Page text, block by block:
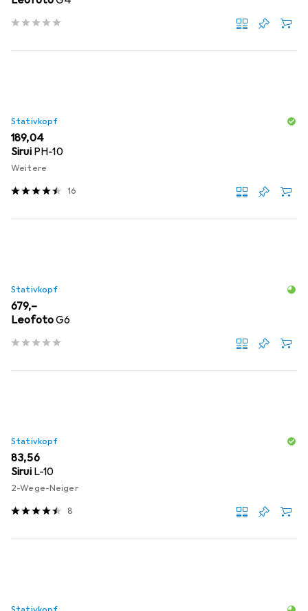
Stativkopf
EUR
189,04
Sirui PH-10
Weitere
16
Stativkopf
EUR
679,–
LeofotoG6
Stativkopf
EUR
83,56
Sirui L-10
2-Wege-Neiger
8